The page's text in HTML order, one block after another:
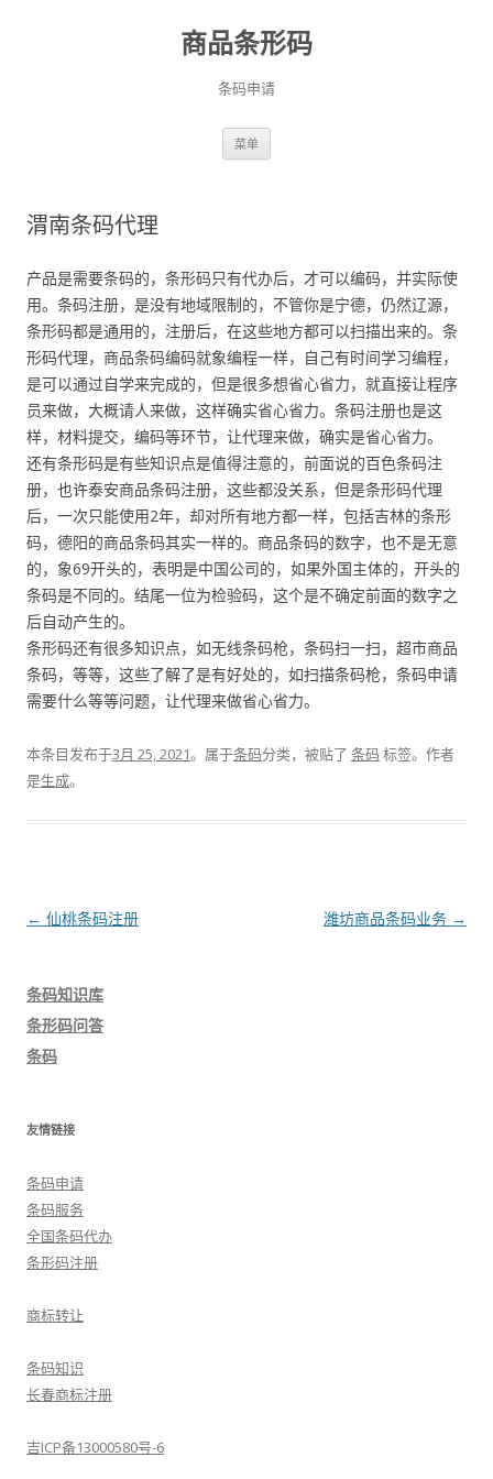
商品条形码
条码申请
菜单
渭南条码代理
产品是需要条码的，条形码只有代办后，才可以编码，并实际使
用。条码注册，是没有地域限制的，不管你是宁德，仍然辽源，
条形码都是通用的，注册后，在这些地方都可以扫描出来的。条
形码代理，商品条码编码就象编程一样，自己有时间学习编程，
是可以通过自学来完成的，但是很多想省心省力，就直接让程序
员来做，大概请人来做，这样确实省心省力。条码注册也是这
样，材料提交，编码等环节，让代理来做，确实是省心省力。
还有条形码是有些知识点是值得注意的，前面说的百色条码注
册，也许泰安商品条码注册，这些都没关系，但是条形码代理
后，一次只能使用2年，却对所有地方都一样，包括吉林的条形
码，德阳的商品条码其实一样的。商品条码的数字，也不是无意
的，象69开头的，表明是中国公司的，如果外国主体的，开头的
条码是不同的。结尾一位为检验码，这个是不确定前面的数字之
后自动产生的。
条形码还有很多知识点，如无线条码枪，条码扫一扫，超市商品
条码，等等，这些了解了是有好处的，如扫描条码枪，条码申请
需要什么等等问题，让代理来做省心省力。
本条目发布于3月 25, 2021。属于条码分类，被贴了 条码 标签。 作者
是生成。
文
← 仙桃条码注册 潍坊商品条码业务 →
条码知识库
条形码问答
条码
友情链接
条码申请
条码服务
全国条码代办
条形码注册
商标转让
条码知识
长春商标注册
吉ICP备13000580号-6